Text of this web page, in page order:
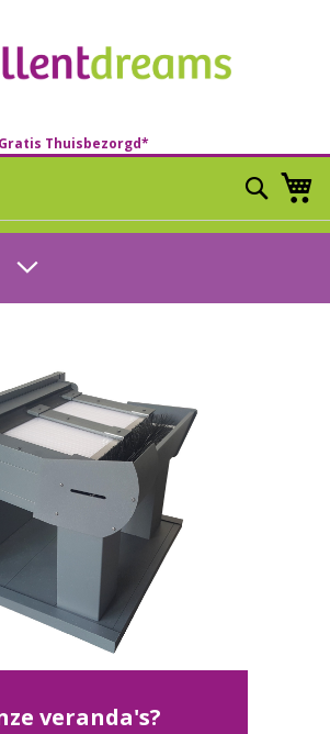
Gratis Thuisbezorgd*
Search
veranda's?